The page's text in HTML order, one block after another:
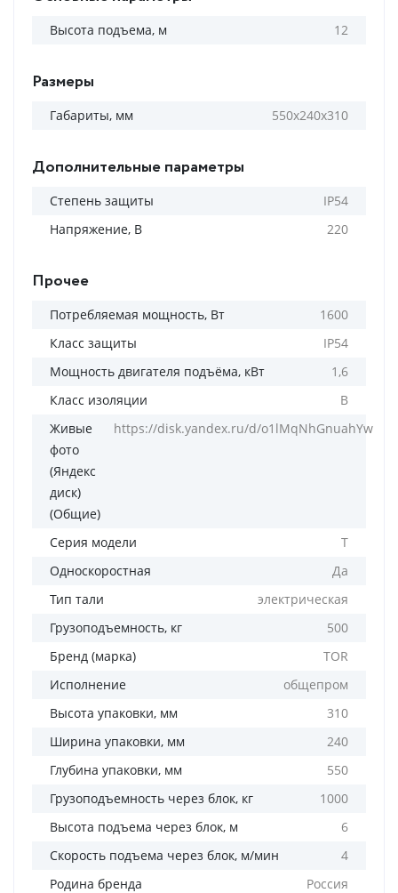
Высота подъема, м 12
Размеры
Габариты, мм 550х240х310
Дополнительные параметры
Степень защиты
IP54
Напряжение, В
220
Прочее
Потребляемая мощность, Вт
1600
Класс защиты
IP54
Мощность двигателя подъёма, кВт
1,6
Класс изоляции
B
Живые
фото
(Яндекс
диск)
(Общие)
https://disk.yandex.ru/d/o1lMqNhGnuahYw
Серия модели
T
Односкоростная
Да
Тип тали
электрическая
Грузоподъемность, кг
500
Бренд (марка)
TOR
Исполнение
общепром
Высота упаковки, мм
310
Ширина упаковки, мм
240
Глубина упаковки, мм
550
Грузоподъемность через блок, кг
1000
Высота подъема через блок, м
6
Скорость подъема через блок, м/мин
4
Родина бренда
Россия